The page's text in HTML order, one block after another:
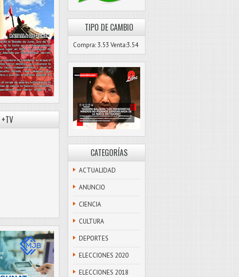
TIPO DE CAMBIO
Compra: 3.53 Venta:3.54
CATEGORÍAS
ACTUALIDAD
ANUNCIO
CIENCIA
CULTURA
DEPORTES
ELECCIONES 2020
ELECCIONES 2018